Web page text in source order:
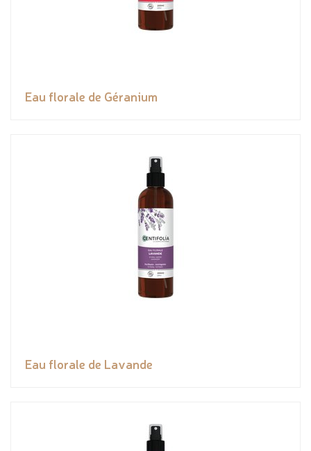
Eau florale de Géranium
Eau florale de Lavande